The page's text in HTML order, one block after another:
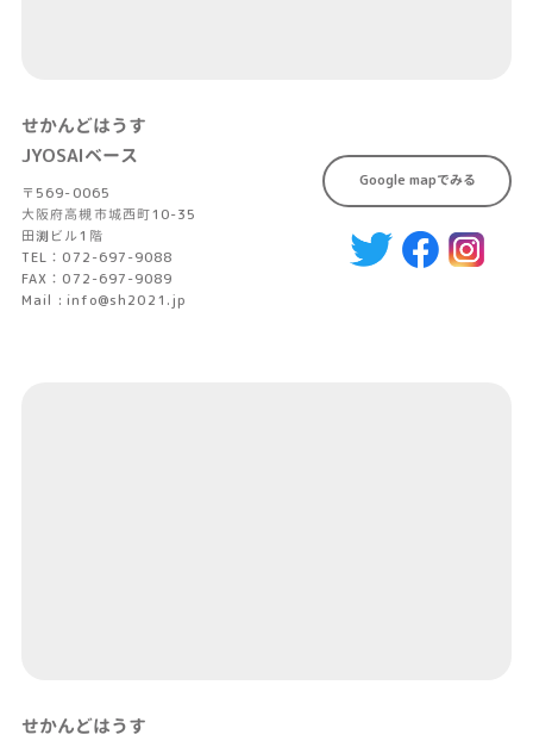
せかんどはうす
JYOSAIベース
〒569-0065
大阪府高槻市城西町10-35
田渕ビル1階
TEL：072-697-9088
FAX：072-697-9089
Mail : info@sh2021.jp
Google mapでみる
せかんどはうす